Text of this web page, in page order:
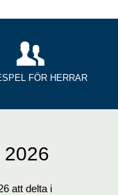
FÖR HERRAR
2026
att delta i